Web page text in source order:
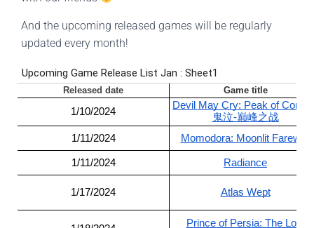
And the upcoming released games will be regularly
updated every month!